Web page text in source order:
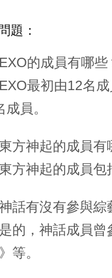
題：
的成員有哪些
最初由12名
員。
方神起的成員有
方神起的成員包
話有沒有參與綜
的，神話成員
等。